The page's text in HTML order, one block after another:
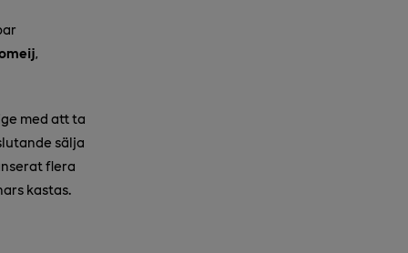
med att ta
sälja
flera
kastas.